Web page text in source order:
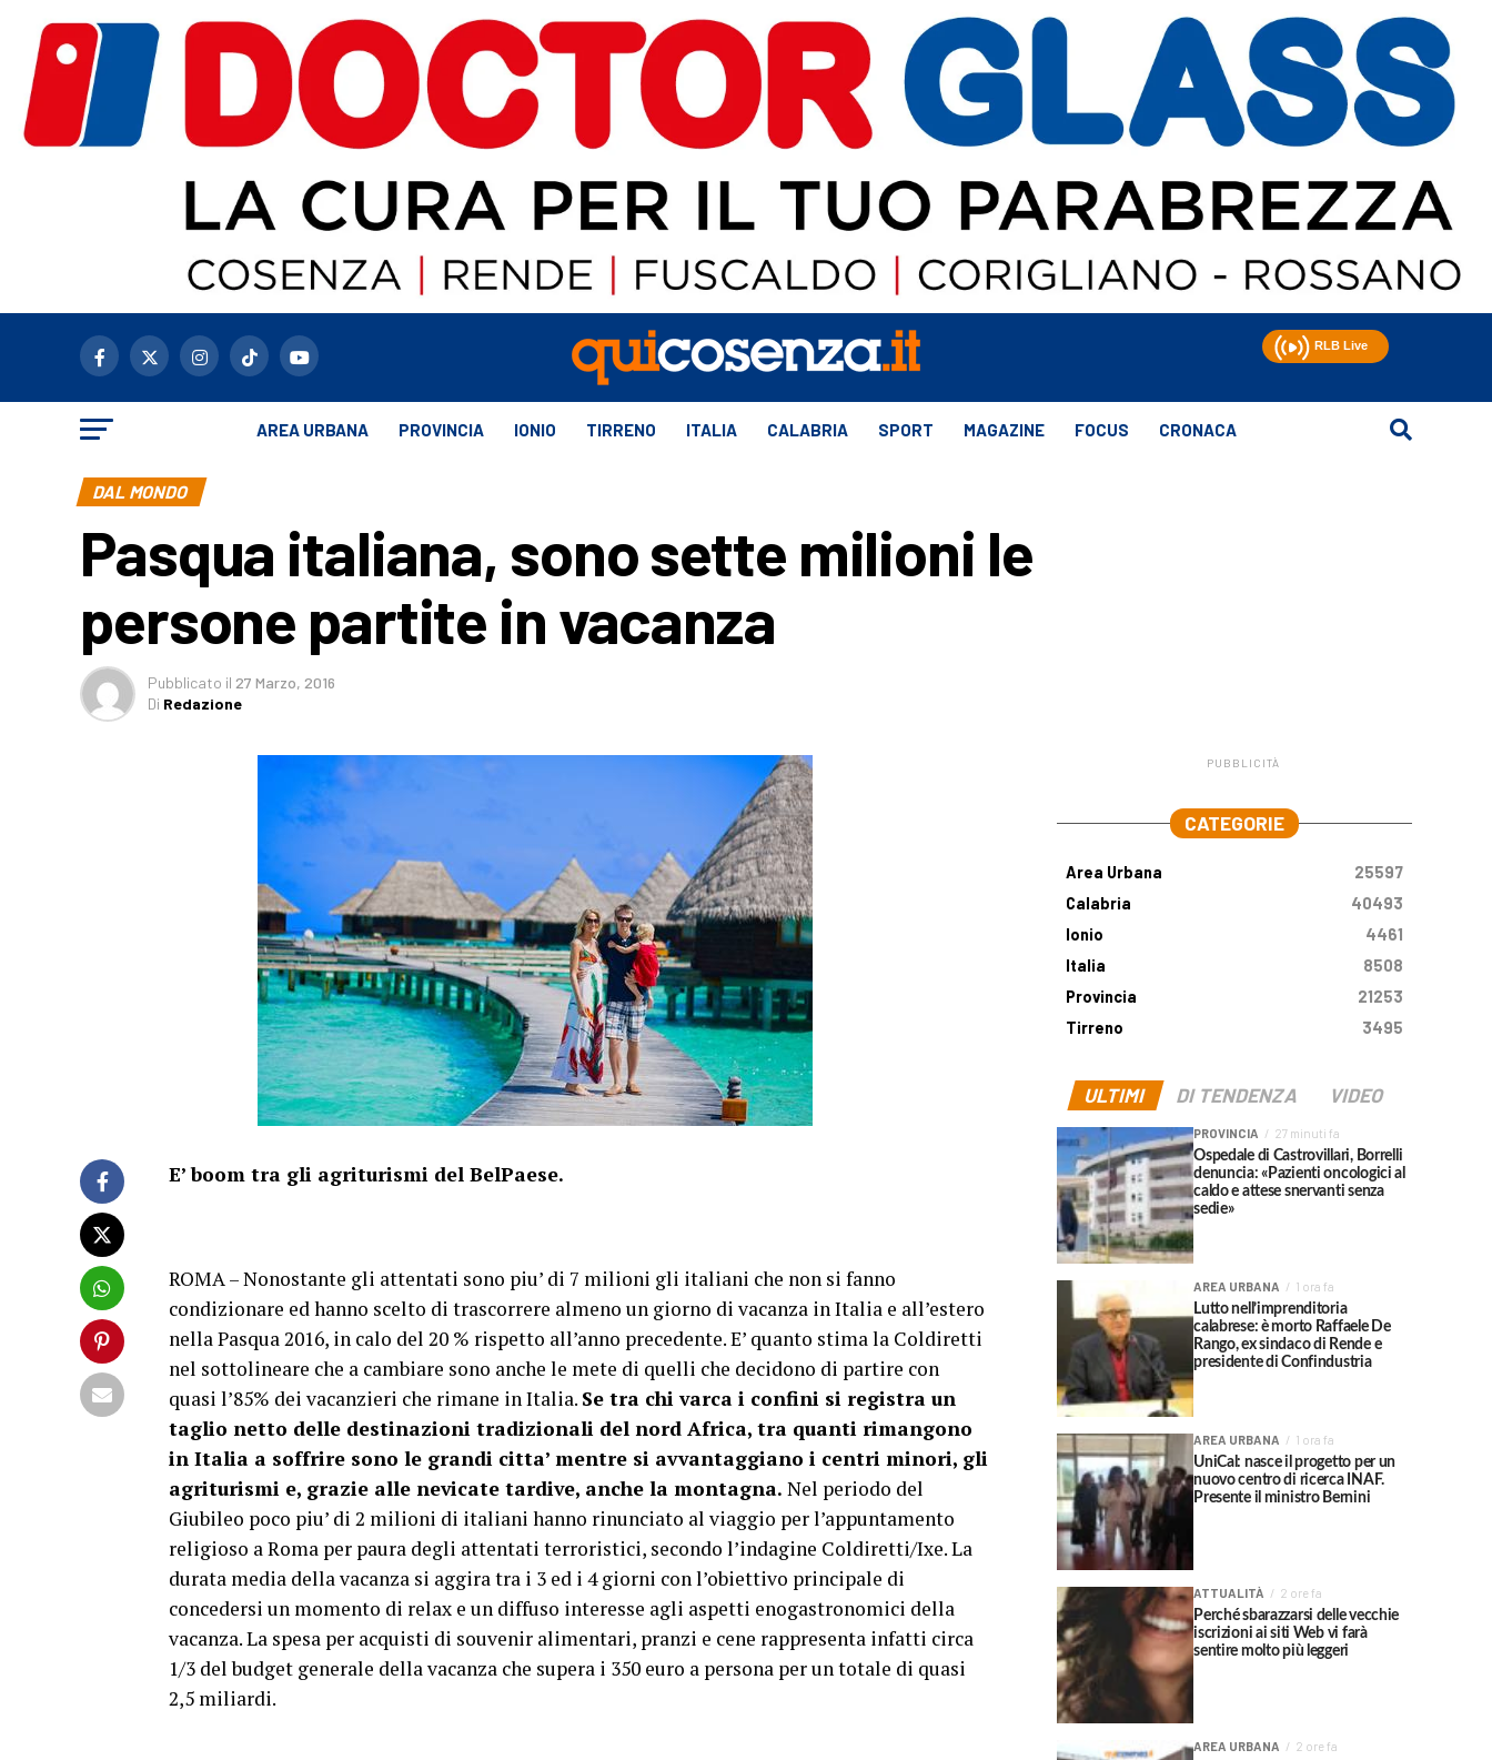
AREA URBANA PROVINCIA IONIO TIRRENO ITALIA CALABRIA SPORT MAGAZINE FOCUS CRONACA
DAL MONDO
Pasqua italiana, sono sette milioni le
persone partite in vacanza
Pubblicato il 27 Marzo, 2016
Di Redazione
E’ boom tra gli agriturismi del BelPaese.
ROMA – Nonostante gli attentati sono piu’ di 7 milioni gli italiani che non si fanno
condizionare ed hanno scelto di trascorrere almeno un giorno di vacanza in Italia e all’estero
nella Pasqua 2016, in calo del 20 % rispetto all’anno precedente. E’ quanto stima la Coldiretti
nel sottolineare che a cambiare sono anche le mete di quelli che decidono di partire con
quasi l’85% dei vacanzieri che rimane in Italia. Se tra chi varca i confini si registra un
taglio netto delle destinazioni tradizionali del nord Africa, tra quanti rimangono
in Italia a soffrire sono le grandi citta’ mentre si avvantaggiano i centri minori, gli
agriturismi e, grazie alle nevicate tardive, anche la montagna. Nel periodo del
Giubileo poco piu’ di 2 milioni di italiani hanno rinunciato al viaggio per l’appuntamento
religioso a Roma per paura degli attentati terroristici, secondo l’indagine Coldiretti/Ixe. La
durata media della vacanza si aggira tra i 3 ed i 4 giorni con l’obiettivo principale di
concedersi un momento di relax e un diffuso interesse agli aspetti enogastronomici della
vacanza. La spesa per acquisti di souvenir alimentari, pranzi e cene rappresenta infatti circa
1/3 del budget generale della vacanza che supera i 350 euro a persona per un totale di quasi
2,5 miliardi.
PUBBLICITÀ
CATEGORIE
Area Urbana
25597
Calabria
40493
Ionio
4461
Italia
8508
Provincia
21253
Tirreno
3495
ULTIMI DI TENDENZA VIDEO
PROVINCIA 27 minuti fa
Ospedale di Castrovillari, Borrelli
denuncia: «Pazienti oncologici al
caldo e attese snervanti senza
sedie»
AREA URBANA 1 ora fa
Lutto nell’imprenditoria
calabrese: è morto Raffaele De
Rango, ex sindaco di Rende e
presidente di Confindustria
AREA URBANA 1 ora fa
UniCal: nasce il progetto per un
nuovo centro di ricerca INAF.
Presente il ministro Bernini
ATTUALITÀ 2 ore fa
Perché sbarazzarsi delle vecchie
iscrizioni ai siti Web vi farà
sentire molto più leggeri
AREA URBANA 2 ore fa